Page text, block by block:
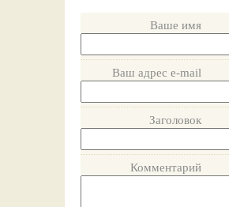
Ваше имя
Ваш адрес e-mail
Заголовок
Комментарий